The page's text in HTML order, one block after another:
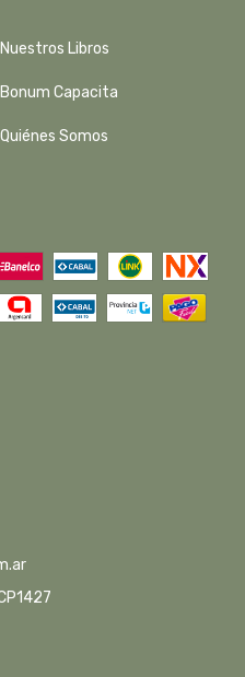
Nuestros Libros
Bonum Capacita
Quiénes Somos